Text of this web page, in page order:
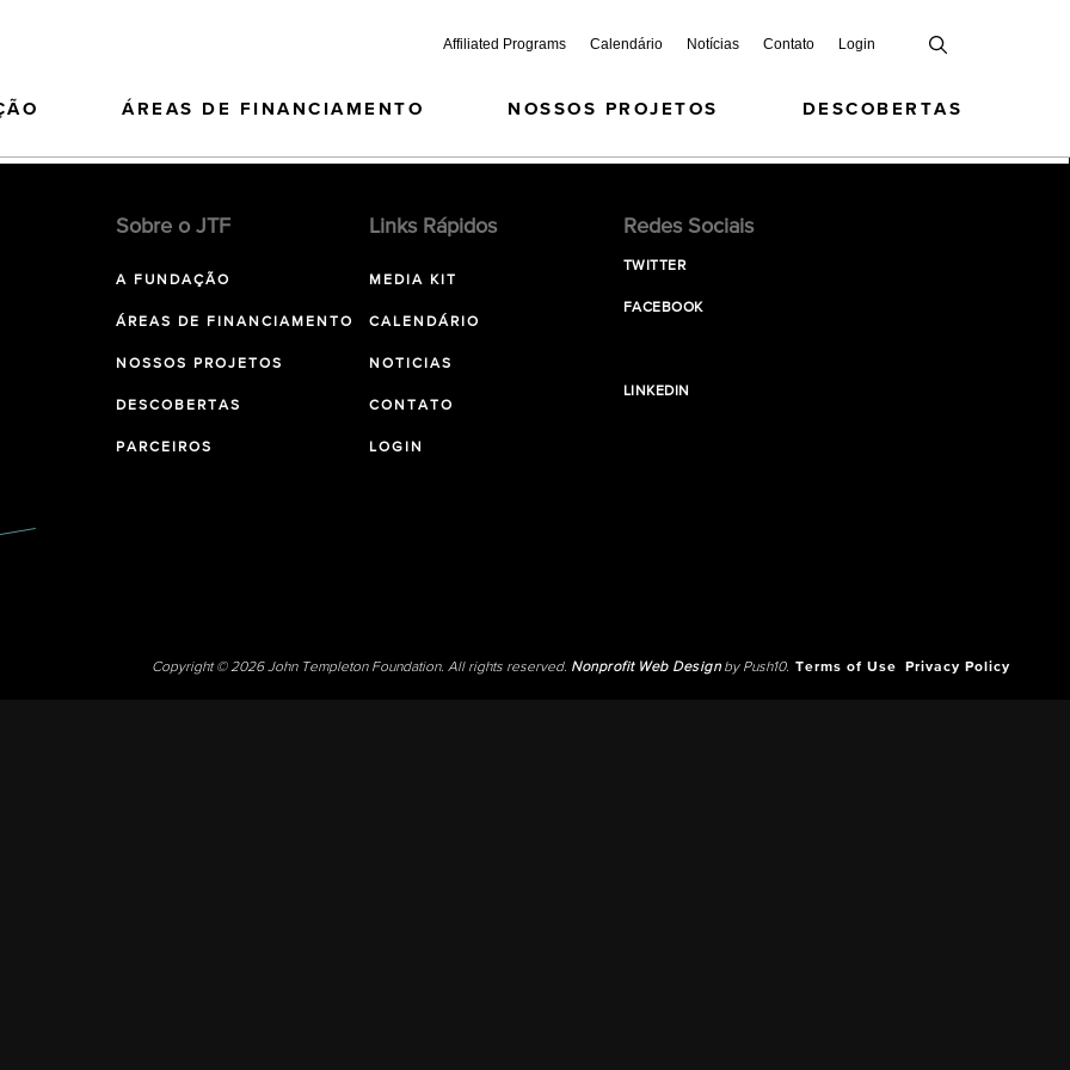
Affiliated Programs Calendário Notícias Contato Login
ÁREAS DE FINANCIAMENTO NOSSOS PROJETOS DESCOBERTAS
Sobre o JTF
A FUNDAÇÃO
ÁREAS DE FINANCIAMENTO
NOSSOS PROJETOS
DESCOBERTAS
PARCEIROS
Links Rápidos
MEDIA KIT
CALENDÁRIO
NOTICIAS
CONTATO
LOGIN
Redes Sociais
TWITTER
FACEBOOK
LINKEDIN
Copyright © 2026 John Templeton Foundation. All rights reserved. Nonprofit Web Designby Push10. Terms of Use Privacy Policy